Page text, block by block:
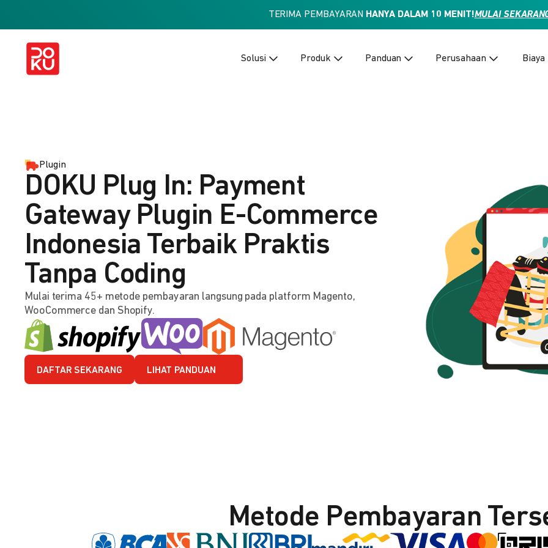
TERIMA PEMBAYARAN HANYA DALAM 10 MENIT!MULAI
Solusi Produk Panduan Perusahaan Biaya
Plugin
DOKU Plug In: Payment
Gateway Plugin E-Commerce
Indonesia Terbaik Praktis
Tanpa Coding
Mulai terima 45+ metode pembayaran langsung pada platform Magento,
WooCommerce dan Shopify.
DAFTAR SEKARANG LIHAT PANDUAN
Metode Pembayaran